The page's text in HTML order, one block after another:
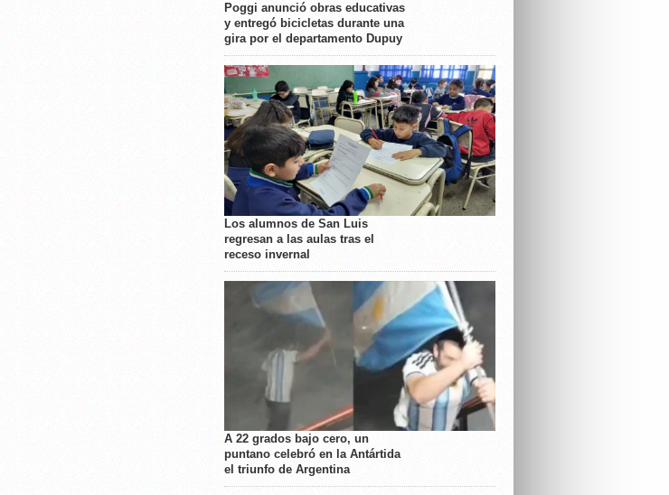
Poggi anunció obras educativas
y entregó bicicletas durante una
gira por el departamento Dupuy
Los alumnos de San Luis
regresan a las aulas tras el
receso invernal
A 22 grados bajo cero, un
puntano celebró en la Antártida
el triunfo de Argentina